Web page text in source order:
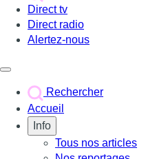
Direct tv
Direct radio
Alertez-nous
Rechercher
Accueil
Info
Tous nos articles